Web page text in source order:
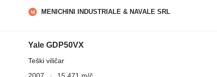
MENICHINI INDUSTRIALE & NAVALE SRL
Yale GDP50VX
Teški viličar